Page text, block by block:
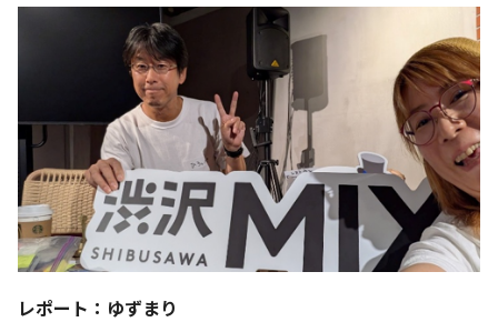
レポート：ゆずまり